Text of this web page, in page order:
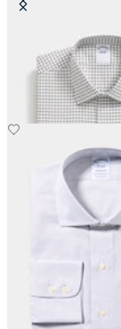
Regular Fit Non-
Baumwollhemd mit
Kragen
€89.40